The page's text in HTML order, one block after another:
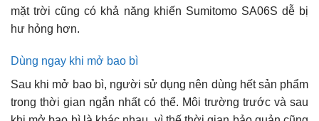
mặt trời cũng có khả năng khiến Sumitomo SA06S dễ bị
hư hỏng hơn.
Dùng ngay khi mở bao bì
Sau khi mở bao bì, người sử dụng nên dùng hết sản phẩm
trong thời gian ngắn nhất có thể. Môi trường trước và sau